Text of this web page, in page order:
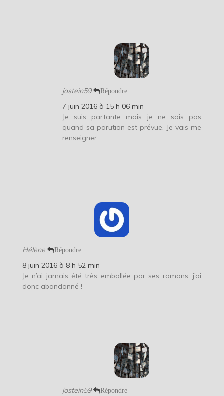
jostein59 Répondre
7 juin 2016 à 15 h 06 min
Je suis partante mais je ne sais pas
quand sa parution est prévue. Je vais me
renseigner
Hélène Répondre
8 juin 2016 à 8 h 52 min
Je n’ai jamais été très emballée par ses romans, j’ai
donc abandonné !
jostein59 Répondre